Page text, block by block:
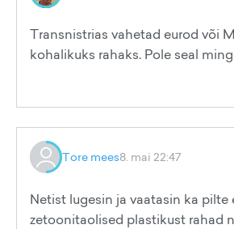
Transnistrias vahetad eurod või
kohalikuks rahaks. Pole seal
Tore mees8. mai 22:47
Netist lugesin ja vaatasin ka pilte
zetoonitaolised plastikust rahad